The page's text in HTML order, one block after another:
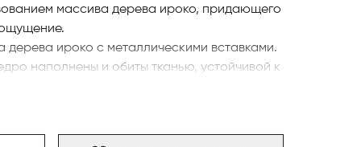
массива дерева ироко, придающего
ощущение.​
дерева ироко с металлическими вставками.
наполнены и обиты тканью, устойчивой к
на улице.​